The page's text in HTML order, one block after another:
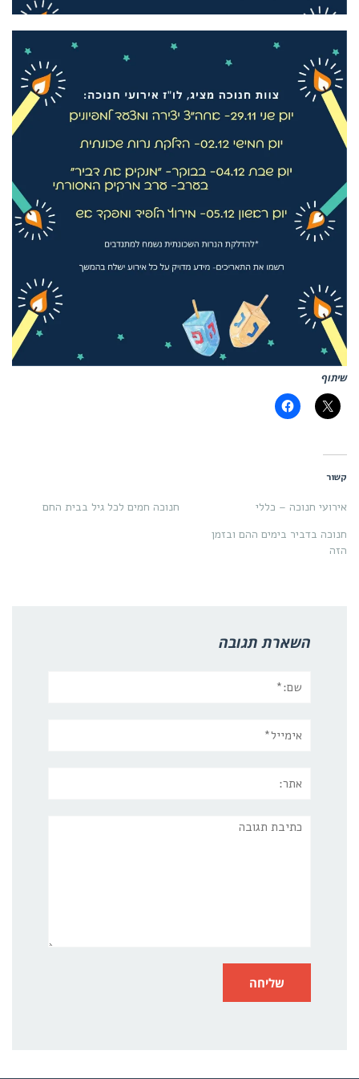
שיתוף
קשור
אירועי חנוכה – כללי
חנוכה חמים לכל גיל בבית החם
חנוכה בדביר בימים ההם ובזמן
הזה
השארת תגובה